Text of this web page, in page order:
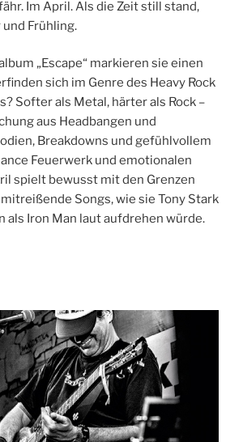
Im April. Als die Zeit still stand,
Frühling.
„Escape“ markieren sie einen
sich im Genre des Heavy Rock
Softer als Metal, härter als Rock –
aus Headbangen und
Breakdowns und gefühlvollem
Feuerwerk und emotionalen
spielt bewusst mit den Grenzen
Songs, wie sie Tony Stark
als Iron Man laut aufdrehen würde.